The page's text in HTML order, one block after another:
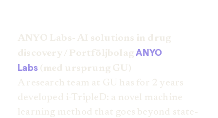
ANYO Labs- AI solutions in drug
discovery / PortföljbolagANYO
Labs (med ursprung GU)
A research team at GU has for 2 years
developed i-TripleD: a novel machine
learning method that goes beyond state-